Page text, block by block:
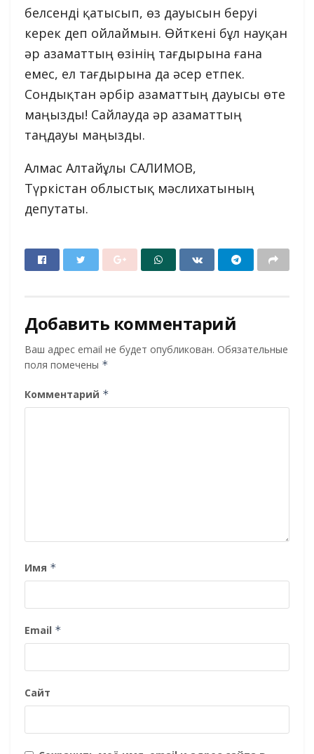
белсенді қатысып, өз дауысын беруі
керек деп ойлаймын. Өйткені бұл науқан
әр азаматтың өзінің тағдырына ғана
емес, ел тағдырына да әсер етпек.
Сондықтан әрбір азаматтың дауысы өте
маңызды! Сайлауда әр азаматтың
таңдауы маңызды.
Алмас Алтайұлы САЛИМОВ,
Түркістан облыстық мәслихатының
депутаты.
Добавить комментарий
Ваш адрес email не будет опубликован. Обязательные
поля помечены *
Комментарий *
Имя *
Email *
Сайт